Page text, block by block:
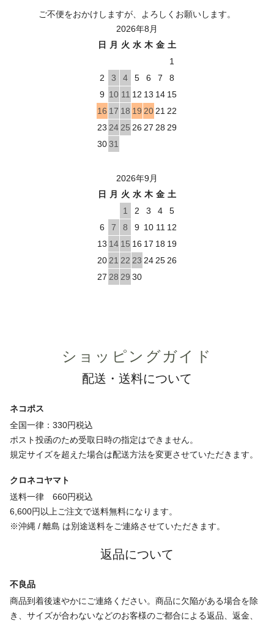
ご不便をおかけしますが、よろしくお願いします。
2026年8月
日
月 火 水 木 金 土
1
2
3 4 5 6 7
8
9 10 11 12 13 14 15
16 17 18 19 20 21 22
23 24 25 26 27 28 29
3031
2026年9月
日
月 火 水 木 金 土
1
2 3 4
5
6
7 8 9 10 11 12
13 14 15 16 17 18 19
20 21 22 23 24 25 26
27 28 29 30
ショッピングガイド
配送・送料について
ネコポス
全国一律：330円税込
ポスト投函のため受取日時の指定はできません。
規定サイズを超えた場合は配送方法を変更させていただきます。
クロネコヤマト
送料一律 660円税込
6,600円以上ご注文で送料無料になります。
※沖縄 / 離島 は別途送料をご連絡させていただきます。
返品について
不良品
商品到着後速やかにご連絡ください。商品に欠陥がある場合を除
き、サイズが合わないなどのお客様のご都合による返品、返金、